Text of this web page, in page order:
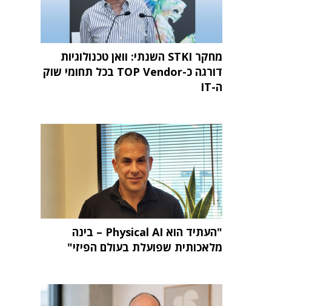
מחקר STKI השנתי: וואן טכנולוגיות
דורגה כ-TOP Vendor בכל תחומי שוק
ה-IT
"העתיד הוא Physical AI – בינה
מלאכותית שפועלת בעולם הפיזי"